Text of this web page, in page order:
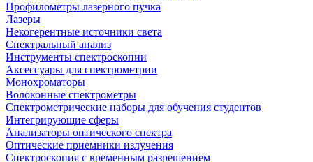
Профилометры лазерного пучка
Лазеры
Некогерентные источники света
Спектральный анализ
Инструменты спектроскопии
Аксессуары для спектрометрии
Монохроматоры
Волоконные спектрометры
Спектрометрические наборы для обучения студентов
Интегрирующие сферы
Анализаторы оптического спектра
Оптические приемники излучения
Спектроскопия с временным разрешением